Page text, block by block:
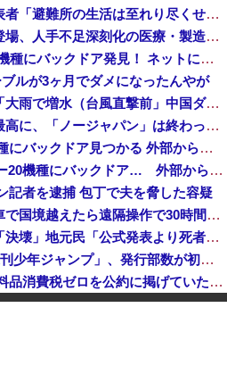
高市総理と対話の避難所代表者「避難所の生活は至れり尽くせりで全く不自由ない、ありがとう！日本人でよかった！」
ついに国産ヒューマノイド登場、人手不足深刻化の医療・製造現場などでの活用想定！
【衝撃】 中国製ルーター20機種にバックドア発見！ ネットに繋ぐだけで35秒ごとに中国のサーバーと通信
ルが3ヶ月でダメになったんやが
中国「大洪水！」三峡ダム「大雨で増水（台風直撃前」中国ダム「緊急放流！」中国鉄道「列車が走行中に流される」中国避難所「支援物資は有料です」謎の勢力「え」→
韓国人の対日好感度が過去最高に、「ノージャパン」は終わった？＝ネット「中国より100倍いい」
中国Zbtlink製ルーター20機種にバックドア見つかる 外部から完全制御のおそれ
中国企業Zbtlink製のルーター20機種にバックドア… 外部から完全制御のおそれ
記者を逮捕 包丁で夫を脅した容疑
中国人のリウさん、新エネ車で国境越えたら遠隔操作で30時間ロックされる！
中国「大洪水！」中国ダム「決壊」地元民「公式発表より死者多い！」中国政府「住民拘束！（安否不明」中国当局「救助隊動画も削除」台風13号「三峡ダム接近中」→
かつて650万部を誇った「週刊少年ジャンプ」、発行部数が初の100万部割れ
【速報】 記者「中革連は食料品消費税ゼロを公約に掲げていたが？」→階猛氏「そ、それは財源確保という条件付き」
「コンビニ、馬鹿にすんなよ」→あのオーナー夫婦、不起訴ｗｗｗｗｗｗｗｗｗ